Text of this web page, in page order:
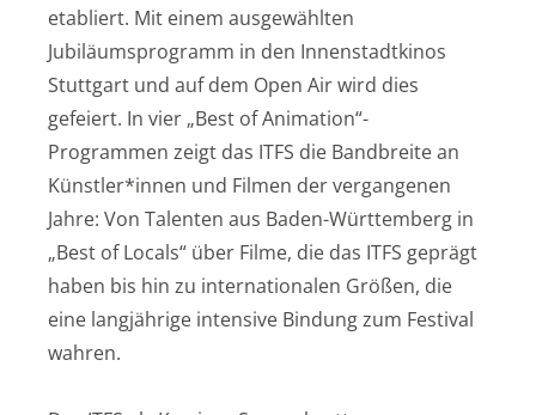
etabliert. Mit einem ausgewählten
Jubiläumsprogramm in den Innenstadtkinos
Stuttgart und auf dem Open Air wird dies
gefeiert. In vier „Best of Animation“-
Programmen zeigt das ITFS die Bandbreite an
Künstler*innen und Filmen der vergangenen
Jahre: Von Talenten aus Baden-Württemberg in
„Best of Locals“ über Filme, die das ITFS geprägt
haben bis hin zu internationalen Größen, die
eine langjährige intensive Bindung zum Festival
wahren.